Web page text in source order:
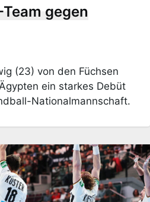
gegen
(23) von den Füchsen
ein starkes Debüt
Nationalmannschaft.